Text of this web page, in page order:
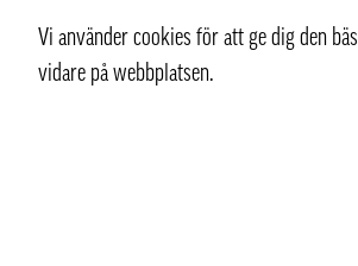
Vi använder cookies för att ge dig den
vidare på webbplatsen.